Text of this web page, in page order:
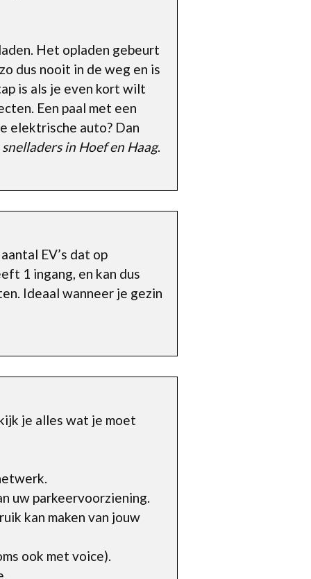
Het opladen gebeurt
dus nooit in de weg en is
is als je even kort wilt
Een paal met een
elektrische auto? Dan
snelladers in Hoef en Haag.
EV’s dat op
1 ingang, en kan dus
Ideaal wanneer je gezin
je alles wat je moet
uw parkeervoorziening.
kan maken van jouw
ook met voice).